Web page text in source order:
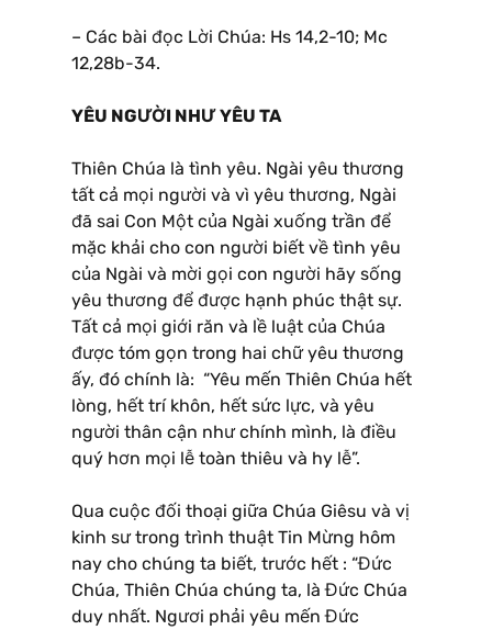
– Các bài đọc Lời Chúa: Hs 14,2-10; Mc
12,28b-34.
YÊU NGƯỜI NHƯ YÊU TA
Thiên Chúa là tình yêu. Ngài yêu thương
tất cả mọi người và vì yêu thương, Ngài
đã sai Con Một của Ngài xuống trần để
mặc khải cho con người biết về tình yêu
của Ngài và mời gọi con người hãy sống
yêu thương để được hạnh phúc thật sự.
Tất cả mọi giới răn và lề luật của Chúa
được tóm gọn trong hai chữ yêu thương
ấy, đó chính là: “Yêu mến Thiên Chúa hết
lòng, hết trí khôn, hết sức lực, và yêu
người thân cận như chính mình, là điều
quý hơn mọi lễ toàn thiêu và hy lễ”.
Qua cuộc đối thoại giữa Chúa Giêsu và vị
kinh sư trong trình thuật Tin Mừng hôm
nay cho chúng ta biết, trước hết : “Đức
Chúa, Thiên Chúa chúng ta, là Đức Chúa
duy nhất. Ngươi phải yêu mến Đức